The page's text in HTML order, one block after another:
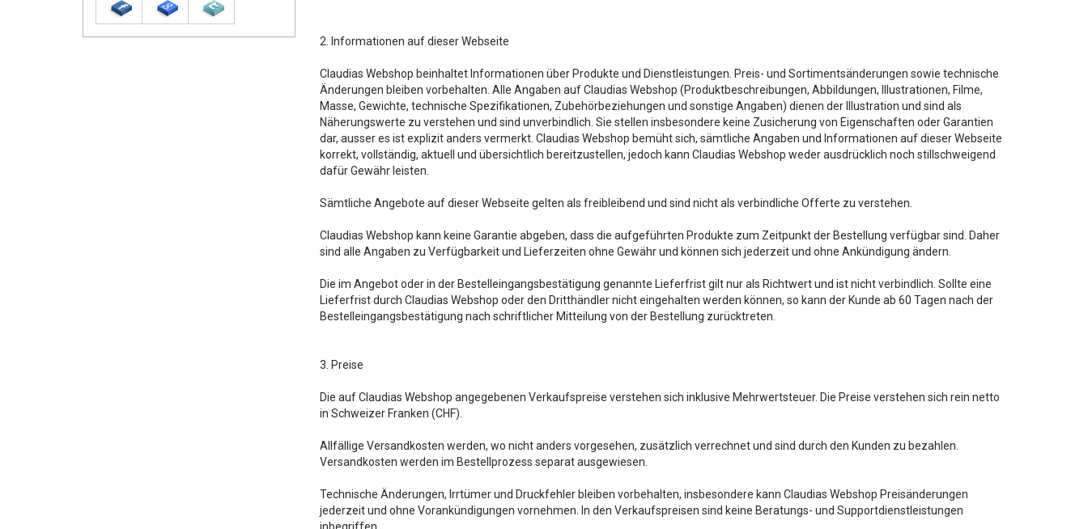
2. Informationen auf dieser Webseite
Claudias Webshop beinhaltet Informationen über Produkte und Dienstleistungen. Preis- und Sortimentsänderungen sowie technische
Änderungen bleiben vorbehalten. Alle Angaben auf Claudias Webshop (Produktbeschreibungen, Abbildungen, Illustrationen, Filme,
Masse, Gewichte, technische Spezifikationen, Zubehörbeziehungen und sonstige Angaben) dienen der Illustration und sind als
Näherungswerte zu verstehen und sind unverbindlich. Sie stellen insbesondere keine Zusicherung von Eigenschaften oder Garantien
dar, ausser es ist explizit anders vermerkt. Claudias Webshop bemüht sich, sämtliche Angaben und Informationen auf dieser Webseite
korrekt, vollständig, aktuell und übersichtlich bereitzustellen, jedoch kann Claudias Webshop weder ausdrücklich noch stillschweigend
dafür Gewähr leisten.
Sämtliche Angebote auf dieser Webseite gelten als freibleibend und sind nicht als verbindliche Offerte zu verstehen.
Claudias Webshop kann keine Garantie abgeben, dass die aufgeführten Produkte zum Zeitpunkt der Bestellung verfügbar sind. Daher
sind alle Angaben zu Verfügbarkeit und Lieferzeiten ohne Gewähr und können sich jederzeit und ohne Ankündigung ändern.
Die im Angebot oder in der Bestelleingangsbestätigung genannte Lieferfrist gilt nur als Richtwert und ist nicht verbindlich. Sollte eine
Lieferfrist durch Claudias Webshop oder den Dritthändler nicht eingehalten werden können, so kann der Kunde ab 60 Tagen nach der
Bestelleingangsbestätigung nach schriftlicher Mitteilung von der Bestellung zurücktreten.
3. Preise
Die auf Claudias Webshop angegebenen Verkaufspreise verstehen sich inklusive Mehrwertsteuer. Die Preise verstehen sich rein netto
in Schweizer Franken (CHF).
Allfällige Versandkosten werden, wo nicht anders vorgesehen, zusätzlich verrechnet und sind durch den Kunden zu bezahlen.
Versandkosten werden im Bestellprozess separat ausgewiesen.
Technische Änderungen, Irrtümer und Druckfehler bleiben vorbehalten, insbesondere kann Claudias Webshop Preisänderungen
jederzeit und ohne Vorankündigungen vornehmen. In den Verkaufspreisen sind keine Beratungs- und Supportdienstleistungen
inbegriffen.